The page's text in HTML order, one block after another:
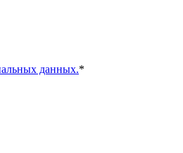
данных.*